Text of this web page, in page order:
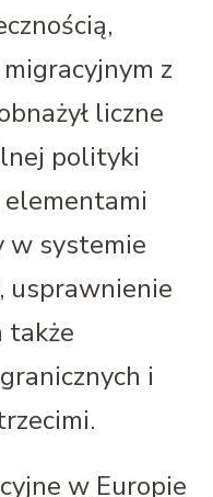
z
liczne
polityki
w systemie
usprawnienie
także
i
w Europie